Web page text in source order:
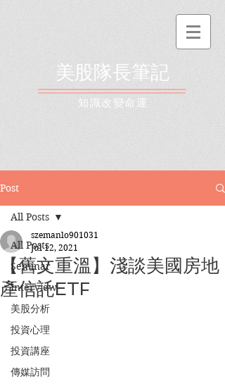
美股隊長筆記
​知識改變命運
Post
All Posts
Seminar
Interview
美股分析
投資心理
投資講座
傳媒訪問
All Posts
【舊文重溫】淺談美國房地
產信託ETF
szemanlo901031
Jul 12, 2021